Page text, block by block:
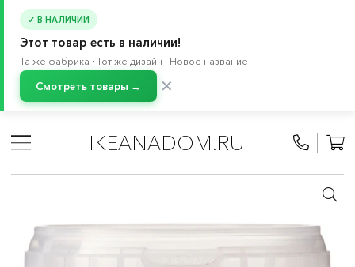
✓ В НАЛИЧИИ
Этот товар есть в наличии!
Та же фабрика · Тот же дизайн · Новое название
Смотреть товары → ✕
IKEANADOM.RU